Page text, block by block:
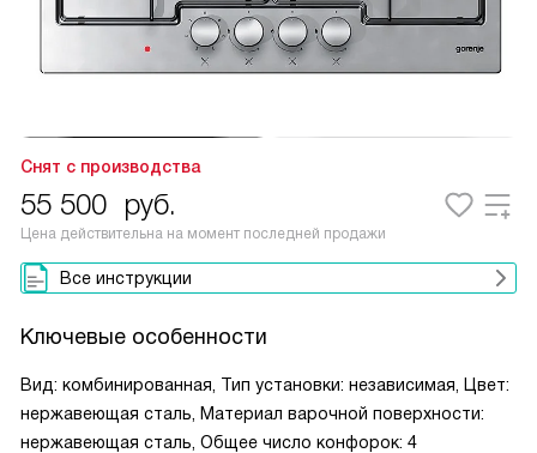
Снят с производства
55 500 руб.
Цена действительна на момент последней продажи
Все инструкции
Ключевые особенности
Вид: комбинированная, Тип установки: независимая, Цвет:
нержавеющая сталь, Материал варочной поверхности:
нержавеющая сталь, Общее число конфорок: 4